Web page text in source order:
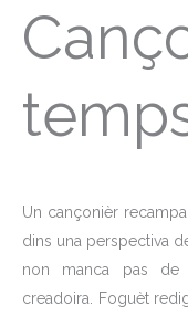
Un cançonièr
dins una perspectiva
non manca pas de
creadoira. Foguèt